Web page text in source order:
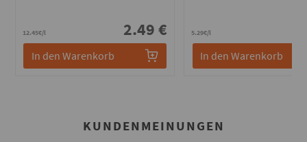
12.45€/l 2.49 €
In den Warenkorb
5.29€/l
In den Warenkorb
KUNDENMEINUNGEN